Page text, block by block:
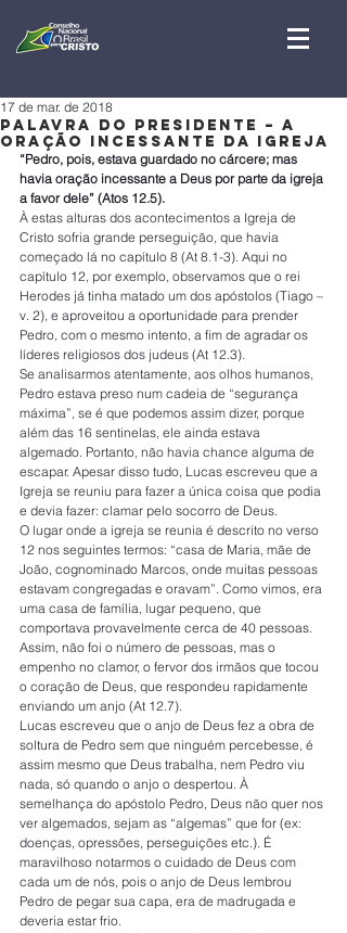
Palavra do Presidente – A
Oração Incessante da Igreja
17 de mar. de 2018
“Pedro, pois, estava guardado no cárcere; mas
havia oração incessante a Deus por parte da igreja
a favor dele” (Atos 12.5).
À estas alturas dos acontecimentos a Igreja de
Cristo sofria grande perseguição, que havia
começado lá no capítulo 8 (At 8.1-3). Aqui no
capítulo 12, por exemplo, observamos que o rei
Herodes já tinha matado um dos apóstolos (Tiago –
v. 2), e aproveitou a oportunidade para prender
Pedro, com o mesmo intento, a fim de agradar os
líderes religiosos dos judeus (At 12.3).
Se analisarmos atentamente, aos olhos humanos,
Pedro estava preso num cadeia de “segurança
máxima”, se é que podemos assim dizer, porque
além das 16 sentinelas, ele ainda estava
algemado. Portanto, não havia chance alguma de
escapar. Apesar disso tudo, Lucas escreveu que a
Igreja se reuniu para fazer a única coisa que podia
e devia fazer: clamar pelo socorro de Deus.
O lugar onde a igreja se reunia é descrito no verso
12 nos seguintes termos: “casa de Maria, mãe de
João, cognominado Marcos, onde muitas pessoas
estavam congregadas e oravam”. Como vimos, era
uma casa de família, lugar pequeno, que
comportava provavelmente cerca de 40 pessoas.
Assim, não foi o número de pessoas, mas o
empenho no clamor, o fervor dos irmãos que tocou
o coração de Deus, que respondeu rapidamente
enviando um anjo (At 12.7).
Lucas escreveu que o anjo de Deus fez a obra de
soltura de Pedro sem que ninguém percebesse, é
assim mesmo que Deus trabalha, nem Pedro viu
nada, só quando o anjo o despertou. À
semelhança do apóstolo Pedro, Deus não quer nos
ver algemados, sejam as “algemas” que for (ex:
doenças, opressões, perseguições etc.). É
maravilhoso notarmos o cuidado de Deus com
cada um de nós, pois o anjo de Deus lembrou
Pedro de pegar sua capa, era de madrugada e
deveria estar frio.